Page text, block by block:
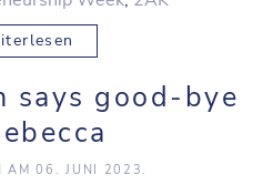
says good-bye
AM06. JUNI 2023.